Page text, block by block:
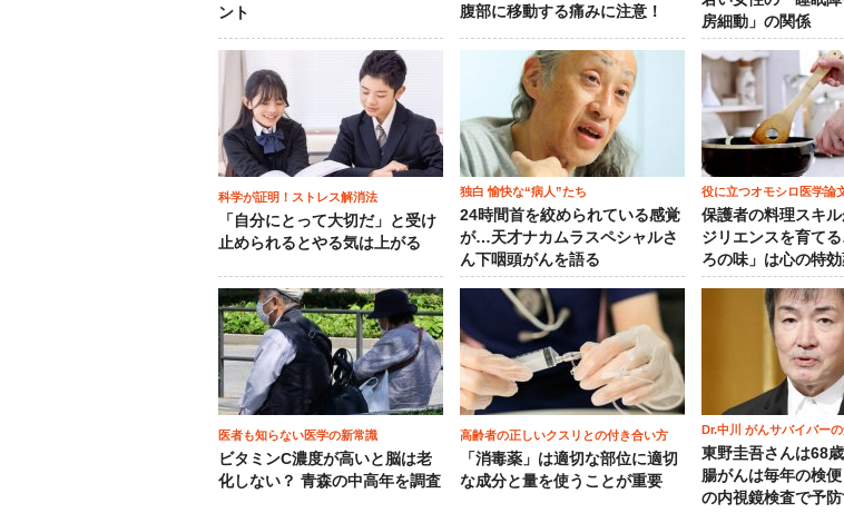
ント
腹部に移動する痛みに注意！
房細動」の関係
科学が証明！ストレス解消法
「自分にとって大切だ」と受け
止められるとやる気は上がる
独白 愉快な“病人”たち
24時間首を絞められている感覚
が…天才ナカムラスペシャルさ
ん下咽頭がんを語る
役に立つオモシロ医学論
保護者の料理スキ
ジリエンスを育て
ろの味」は心の特効
医者も知らない医学の新常識
ビタミンC濃度が高いと脳は老
化しない？ 青森の中高年を調査
高齢者の正しいクスリとの付き合い方
「消毒薬」は適切な部位に適切
な成分と量を使うことが重要
Dr.中川 がんサバイバー
東野圭吾さんは68
腸がんは毎年の検
の内視鏡検査で予防